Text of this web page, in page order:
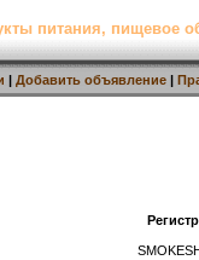
питания, пищевое
| Добавить объявление |